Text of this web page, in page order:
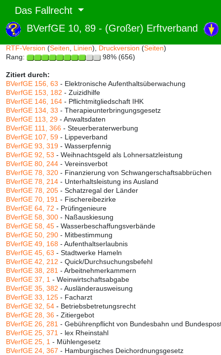
Das Fallrecht
BVerfGE 10, 89 - (Großer) Erftverband
Abruf und Rang:
RTF-Version (Seiten Linien), Druckversion (Seiten)
Rang:
98% (656)
Zitiert durch:
BVerfGE 156, 63 - Elektronische Aufenthaltsüberwachung
BVerfGE 153, 182 - Zuizidhilfe
BVerfGE 146, 164 - Pflichtmitgliedschaft IHK
BVerfGE 134, 33 - Therapieunterbringungsgesetz
BVerfGE 113, 29 - Anwaltsdaten
BVerfGE 111, 366 - Steuerberaterwerbung
BVerfGE 107, 59 - Lippeverband
BVerfGE 93, 319 - Wasserpfennig
BVerfGE 92, 53 - Weihnachtsgeld als Lohnersatzleistung
BVerfGE 80, 244 - Vereinsverbot
BVerfGE 78, 320 - Finanzierung von Schwangerschaftsabbrüchen
BVerfGE 78, 214 - Unterhaltsleistung ins Ausland
BVerfGE 78, 205 - Schatzregal der Länder
BVerfGE 70, 191 - Fischereibezirke
BVerfGE 64, 72 - Prüfingenieure
BVerfGE 58, 300 - Naßauskiesung
BVerfGE 58, 45 - Wasserbeschaffungsverbände
BVerfGE 50, 290 - Mitbestimmung
BVerfGE 49, 168 - Aufenthaltserlaubnis
BVerfGE 45, 63 - Stadtwerke Hameln
BVerfGE 42, 212 - Quick/Durchsuchungsbefehl
BVerfGE 38, 281 - Arbeitnehmerkammern
BVerfGE 37, 1 - Weinwirtschaftsabgabe
BVerfGE 35, 382 - Ausländerausweisung
BVerfGE 33, 125 - Facharzt
BVerfGE 32, 54 - Betriebsbetretungsrecht
BVerfGE 28, 36 - Zitiergebot
BVerfGE 26, 281 - Gebührenpflicht von Bundesbahn und
BVerfGE 25, 371 - lex Rheinstahl
BVerfGE 25, 1 - Mühlengesetz
BVerfGE 24, 367 - Hamburgisches Deichordnungsgesetz